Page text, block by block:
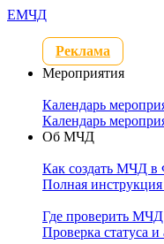
ЕМЧД
Реклама
Мероприятия
Календарь
Календарь
Об МЧД
Как создать МЧД
Полная
Где проверить МЧД
Проверка статуса